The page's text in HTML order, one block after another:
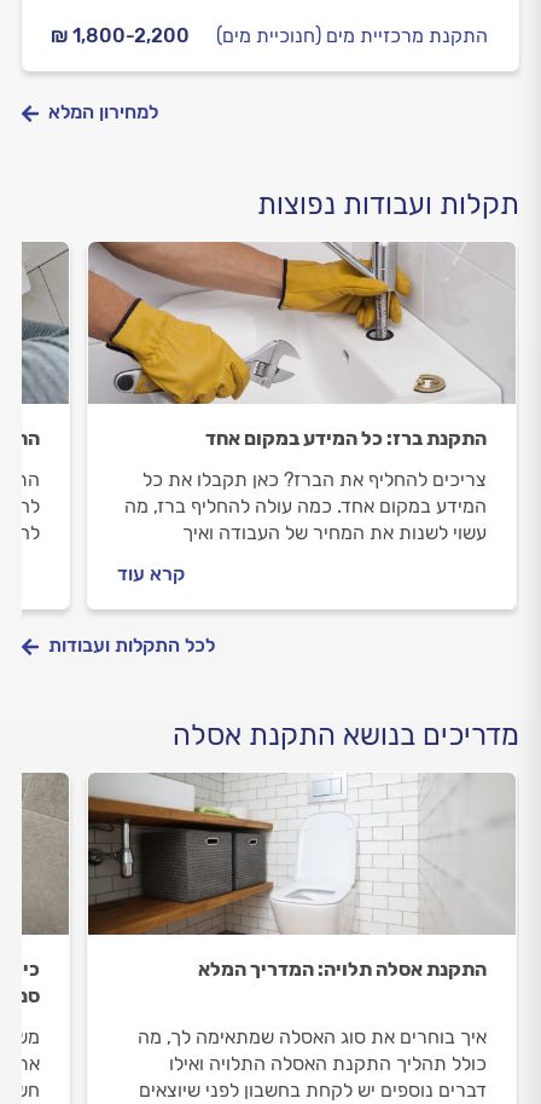
₪ 1,800-2,200 התקנת מרכזיית מים (חנוכיית מים)
למחירון המלא
תקלות ועבודות נפוצות
התקנת ברז: כל המידע במקום אחד
צריכים להחליף את הברז? כאן תקבלו את כל
המידע במקום אחד. כמה עולה להחליף ברז, מה
עשוי לשנות את המחיר של העבודה ואיך
קרא עוד
לכל התקלות ועבודות
מדריכים בנושא התקנת אסלה
התקנת אסלה תלויה: המדריך המלא
איך בוחרים את סוג האסלה שמתאימה לך, מה
כולל תהליך התקנת האסלה התלויה ואילו
דברים נוספים יש לקחת בחשבון לפני שיוצאים
את